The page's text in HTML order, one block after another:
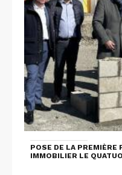
POSE DE LA PREMIÈRE
IMMOBILIER LE